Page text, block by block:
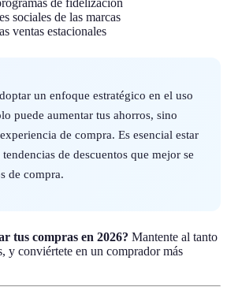
sociales de las marcas
ventas estacionales
un enfoque estratégico en el uso
puede aumentar tus ahorros, sino
de compra. Es esencial estar
de descuentos que mejor se
de compra.
tus compras en 2026? Mantente al tanto
y conviértete en un comprador más